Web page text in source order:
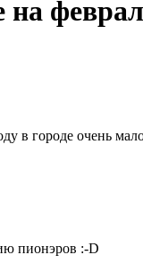
в городе очень
пионэров :-D